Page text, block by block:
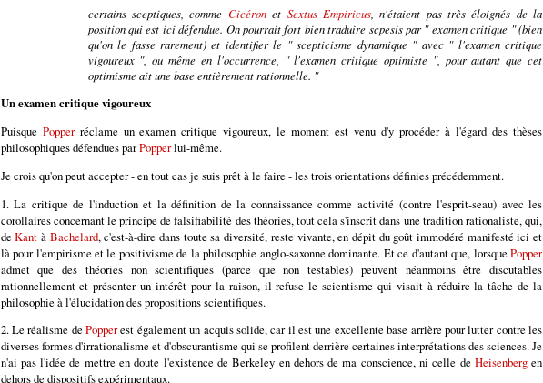
certains sceptiques, comme Cicéronet Sextus Empiricus, n'étaient pas très éloignés de la
position qui est ici défendue. On pourrait fort bien traduire scpesispar " examen critique " (bien
qu'on le fasse rarement) et identifier le " scepticisme dynamique " avec " l'examen critique
vigoureux ", ou même en l'occurrence, " l'examen critique optimiste ", pour autant que cet
optimisme ait une base entièrement rationnelle. "
Un examen critique vigoureux
Puisque Popperréclame un examen critique vigoureux, le moment est venu d'y procéder à l'égard des thèses
philosophiques défendues parPopperlui-même.
Je crois qu'on peut accepter - en tout cas je suis prêt à le faire - les trois orientations définies précédemment.
1. La critique de l'induction et la définition de la connaissance comme activité (contre l'esprit-seau) avec les
corollaires concernant le principe de falsifiabilité des théories, tout cela s'inscrit dans une tradition rationaliste, qui,
deKant à Bachelard, c'est-à-dire dans toute sa diversité, reste vivante, en dépit du goût immodéré manifesté ici et
là pour l'empirisme et le positivisme de la philosophie anglo-saxonne dominante. Et ce d'autant que, lorsquePopper
admet que des théories non scientifiques (parce que non testables) peuvent néanmoins être discutables
rationnellement et présenter un intérêt pour la raison, il refuse le scientisme qui visait à réduire la tâche de la
philosophie à l'élucidation des propositions scientifiques.
2. Le réalisme dePopperest également un acquis solide, car il est une excellente base arrière pour lutter contre les
diverses formes d'irrationalisme et d'obscurantisme qui se profilent derrière certaines interprétations des sciences. Je
n'ai pas l'idée de mettre en doute l'existence de Berkeley en dehors de ma conscience, ni celle de Heisenbergen
dehors de dispositifs expérimentaux.